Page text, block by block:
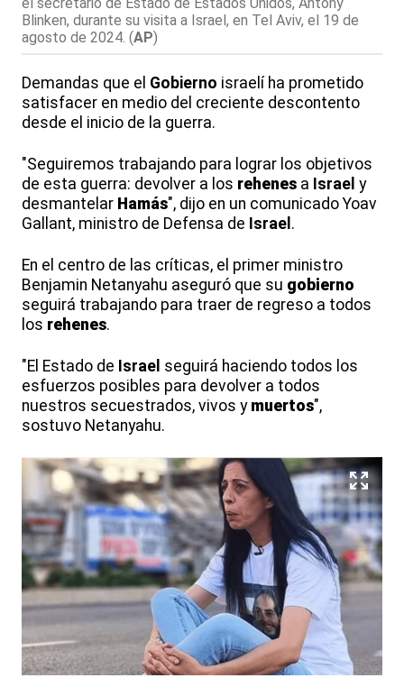
Blinken, durante su visita a Israel, en Tel Aviv, el 19 de
agosto de 2024. (AP)
Demandas que el Gobierno israelí ha prometido
satisfacer en medio del creciente descontento
desde el inicio de la guerra.
"Seguiremos trabajando para lograr los objetivos
de esta guerra: devolver a los rehenes a Israel y
desmantelar Hamás", dijo en un comunicado Yoav
Gallant, ministro de Defensa de Israel .
En el centro de las críticas, el primer ministro
Benjamin Netanyahu aseguró que su gobierno
seguirá trabajando para traer de regreso a todos
los rehenes.
"El Estado de Israel seguirá haciendo todos los
esfuerzos posibles para devolver a todos
nuestros secuestrados, vivos y muertos",
sostuvo Netanyahu.